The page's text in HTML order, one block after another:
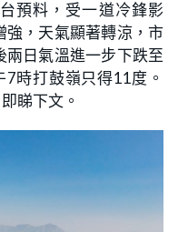
預料，受一道冷鋒影
，天氣顯著轉涼，市
日氣溫進一步下跌至
時打鼓嶺只得11度。
睇下文。